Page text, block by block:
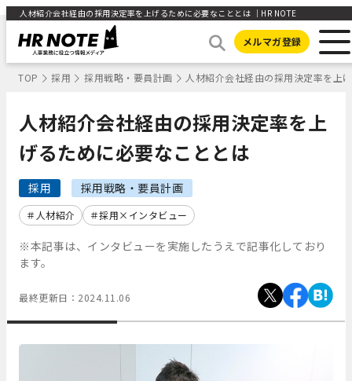
人材紹介会社経由の採用決定率を上げるために必要なこととは ｜HR NOTE
メルマガ登録
TOP 採用 採用戦略・要員計画 人材紹介会社経由の採用決定率を上
人材紹介会社経由の採用決定率を上
げるために必要なこととは
採用 採用戦略・要員計画
人材紹介 採用×インタビュー
※本記事は、インタビューを実施したうえで記事化しており
ます。
最終更新日： 2024.11.06